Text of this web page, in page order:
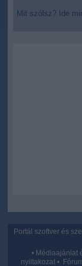
Mit szólsz? Ide
Portál szoftver és
• Médiaajánlat
nyiltakozat •